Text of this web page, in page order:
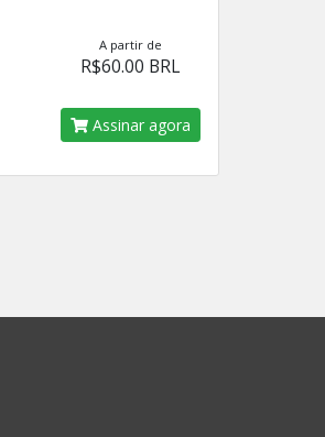
A partir de
R$60.00 BRL
Assinar agora